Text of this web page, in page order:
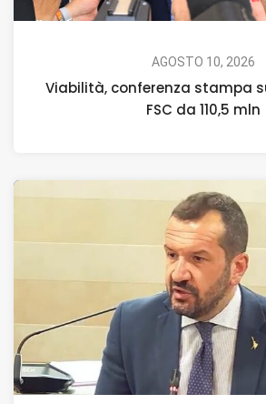
AGOSTO 10, 2026
Viabilità, conferenza stampa
FSC da 110,5 mln